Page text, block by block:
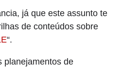
já que este assunto te
de conteúdos sobre
“.
planejamentos de